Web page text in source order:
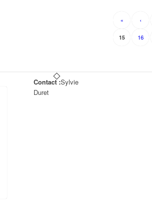
« ‹
15 16
Contact :Sylvie
Duret